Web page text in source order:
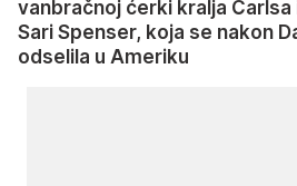
vanbračnoj ćerki kralja Čarlsa
Sari Spenser, koja se nakon
odselila u Ameriku